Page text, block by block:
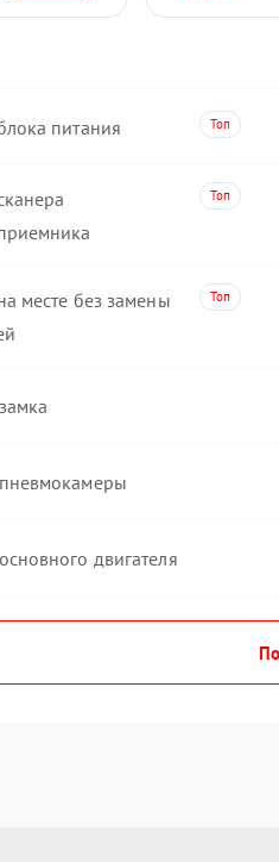
питания
месте без замены
двигателя